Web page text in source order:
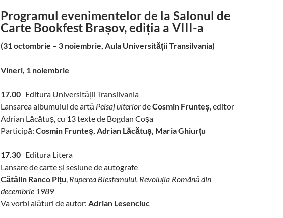
Programul evenimentelorde la Salonul de
Carte Bookfest Brașov, ediția a VIII-a
(31 octombrie – 3 noiembrie, Aula Universității Transilvania)
Vineri, 1 noiembrie
17.00 Editura Universității Transilvania
Lansarea albumului de artă Peisaj ulteriordeCosmin Frunteș, editor
Adrian Lăcătuș, cu 13 texte de Bogdan Coșa
Participă: Cosmin Frunteș, Adrian Lăcătuș, Maria Ghiurțu
17.30 Editura Litera
Lansare de carte și sesiune de autografe
Cătălin Ranco Pițu, Ruperea Blestemului. Revoluția Română din
decembrie 1989
Va vorbi alături de autor: Adrian Lesenciuc